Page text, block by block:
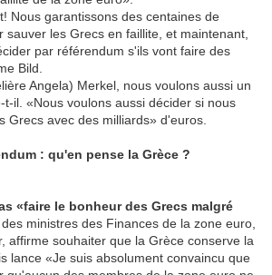
Nous garantissons des centaines de
sauver les Grecs en faillite, et maintenant,
par référendum s'ils vont faire des
Bild.
Angela) Merkel, nous voulons aussi un
il. «Nous voulons aussi décider si nous
Grecs avec des milliards» d'euros.
: qu'en pense la Grèce ?
«faire le bonheur des Grecs malgré
ministres des Finances de la zone euro,
affirme souhaiter que la Grèce conserve la
lance «Je suis absolument convaincu que